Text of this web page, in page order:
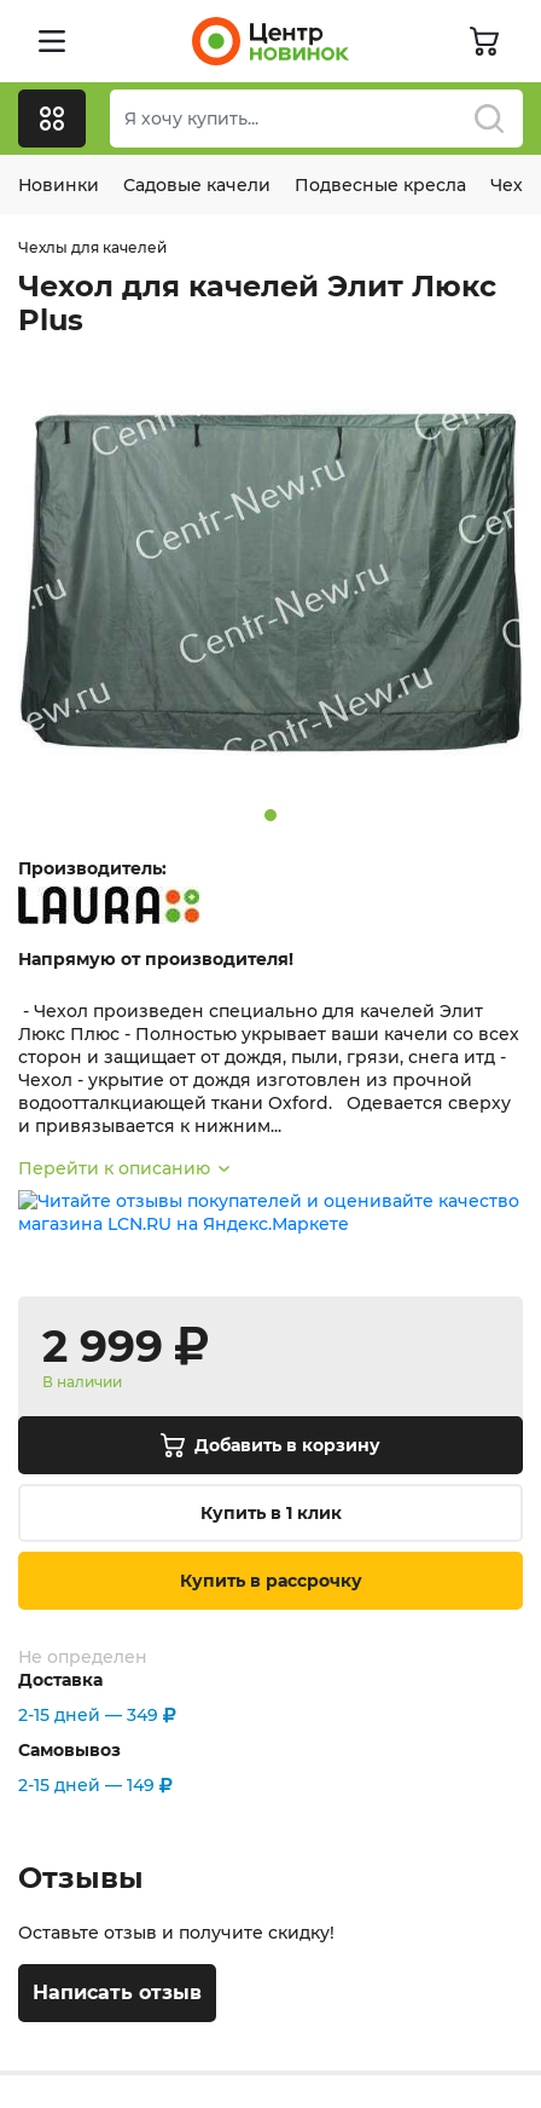
Новинки Садовые качели Подвесные кресла
Чехлы для качелей
Чехол для качелей Элит Люкс
Plus
Производитель:
Напрямую от производителя!
- Чехол произведен специально для качелей Элит
Люкс Плюс - Полностью укрывает ваши качели со всех
сторон и защищает от дождя, пыли, грязи, снега итд -
Чехол - укрытие от дождя изготовлен из прочной
водоотталкциающей ткани Oxford. Одевается сверху
и привязывается к нижним...
Перейти к описанию
2 999
В наличии
Добавить в корзину
Купить в 1 клик
Купить в рассрочку
Не определен
Доставка
2-15 дней — 349
Самовывоз
2-15 дней — 149
Отзывы
Оставьте отзыв и получите скидку!
Написать отзыв